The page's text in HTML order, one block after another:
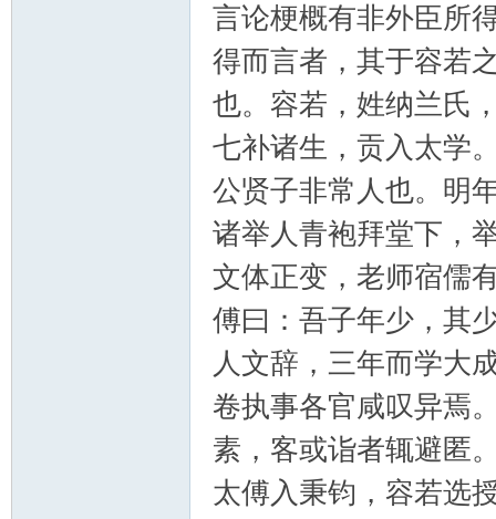
言论梗概有非外臣所
得而言者，其于容若
也。容若，姓纳兰氏
七补诸生，贡入太学
公贤子非常人也。明
诸举人青袍拜堂下，
文体正变，老师宿儒
傅曰：吾子年少，其
人文辞，三年而学大
卷执事各官咸叹异焉
素，客或诣者辄避匿
太傅入秉钧，容若选